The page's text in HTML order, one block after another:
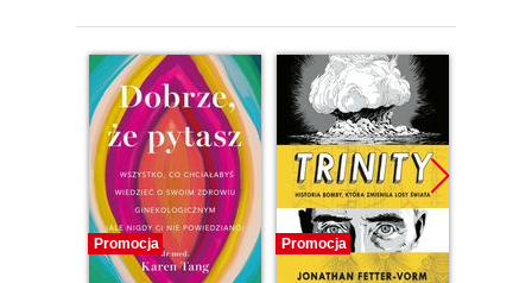
Promocja Promocja